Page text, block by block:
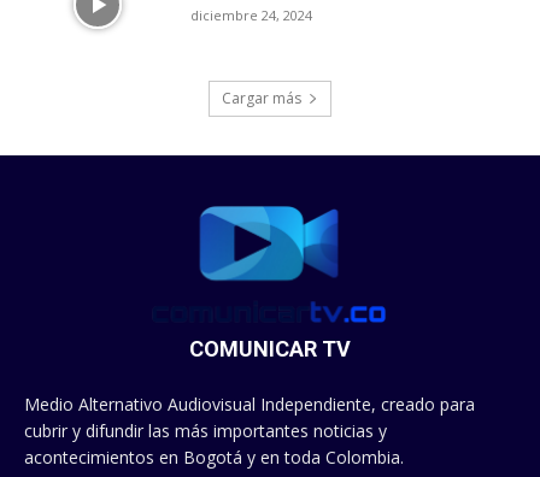
diciembre 24, 2024
Cargar más
COMUNICAR TV
Medio Alternativo Audiovisual Independiente, creado para
cubrir y difundir las más importantes noticias y
acontecimientos en Bogotá y en toda Colombia.